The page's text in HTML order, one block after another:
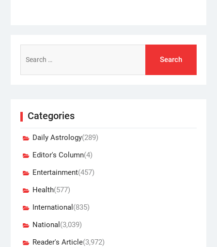
for:
Categories
Daily Astrology(289)
Editor's Column(4)
Entertainment(457)
Health(577)
International (835)
National (3,039)
Reader's Article(3,972)